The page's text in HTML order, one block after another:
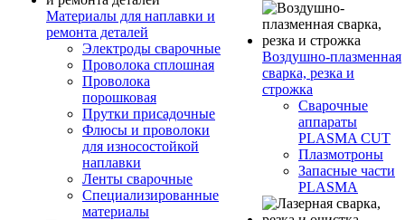
Материалы для наплавки и
ремонта деталей
Электроды сварочные
Проволока сплошная
Проволока
порошковая
Прутки присадочные
Флюсы и проволоки
для износостойкой
наплавки
Ленты сварочные
Специализированные
материалы
Воздушно-плазменная
сварка, резка и
строжка
Сварочные
аппараты
PLASMA CUT
Плазмотроны
Запасные части
PLASMA